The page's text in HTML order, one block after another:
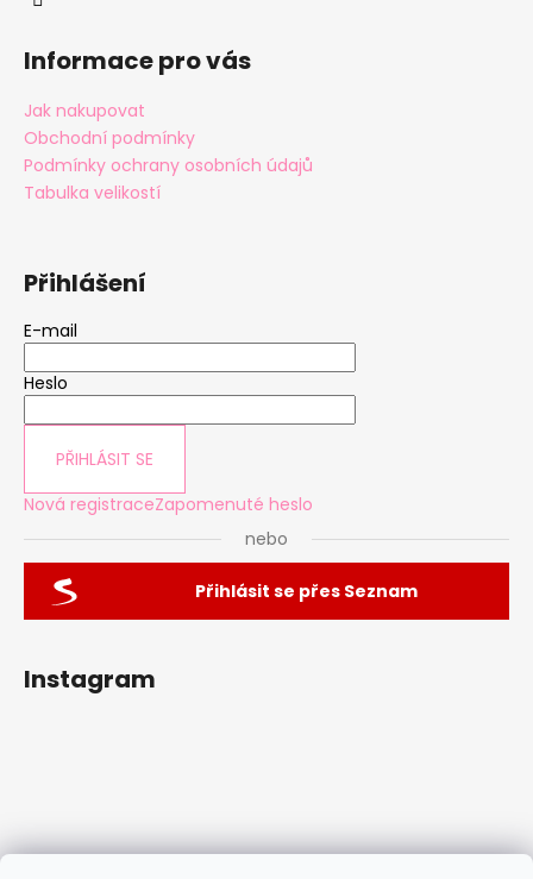
Informace pro vás
Jak nakupovat
Obchodní podmínky
Podmínky ochrany osobních údajů
Tabulka velikostí
Přihlášení
E-mail
Heslo
PŘIHLÁSIT SE
Nová registraceZapomenuté heslo
nebo
Přihlásit se přes Seznam
Instagram